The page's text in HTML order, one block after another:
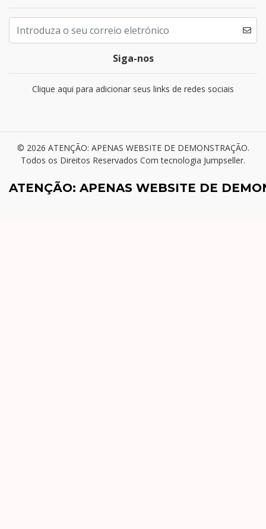
Siga-nos
Clique aqui para adicionar seus links de redes sociais
© 2026 ATENÇÃO: APENAS WEBSITE DE DEMONSTRAÇÃO.
Todos os Direitos Reservados Com tecnologia Jumpseller.
ATENÇÃO: APENAS WEBSITE DE